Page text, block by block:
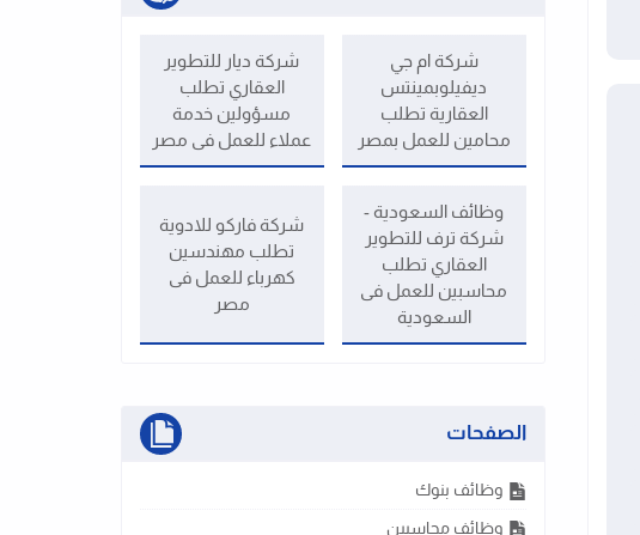
شركة ام جي
ديفيلوبمينتس
العقارية تطلب
محامين للعمل بمصر
شركة ديار للتطوير
العقاري تطلب
مسؤولين خدمة
عملاء للعمل فى مصر
وظائف السعودية -
شركة ترف للتطوير
العقاري تطلب
محاسبين للعمل فى
السعودية
شركة فاركو للادوية
تطلب مهندسين
كهرباء للعمل فى
مصر
الصفحات
وظائف بنوك
وظائف محاسبين